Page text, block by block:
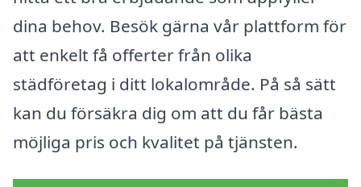
dina behov. Besök gärna vår plattform för
att enkelt få offerter från olika
städföretag i ditt lokalområde. På så sätt
kan du försäkra dig om att du får bästa
möjliga pris och kvalitet på tjänsten.